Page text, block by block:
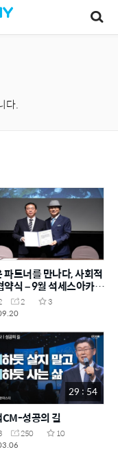
다.
파트너를 만나다, 사회적
약식 – 9월 석세스아카데
2
3
29 : 54
성공의 길
250
10